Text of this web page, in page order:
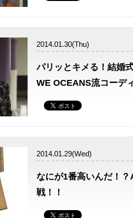
2014.01.30(Thu)
パリッとキメる！結婚
WE OCEANS流コーデ
2014.01.29(Wed)
なにが1番高いんだ！
戦！！